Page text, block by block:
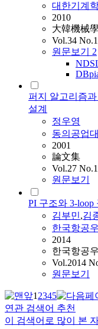
대한기계
2010
大韓機械
Vol.34
원문보기 2
퍼지 알고리즘
설계
정우영
동의공업
2001
論文集
Vol.27 No.1
원문보기
PI 구조와 3-
김부민,김
한국항공
2014
한국항공
Vol.2014
원문보기
12345
연관 검색어 추천
이 검색어로 많이 본